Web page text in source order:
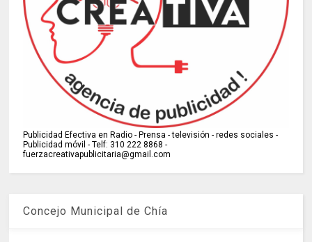
Publicidad Efectiva en Radio - Prensa - televisión - redes sociales -
Publicidad móvil - Telf: 310 222 8868 -
fuerzacreativapublicitaria@gmail.com
Concejo Municipal de Chía